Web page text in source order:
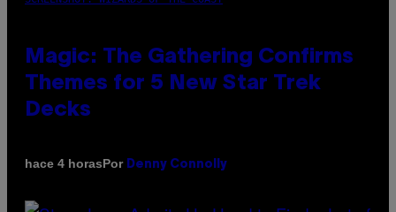
Magic: The Gathering Confirms
Themes for 5 New Star Trek
Decks
hace 4 horasPor Denny Connolly